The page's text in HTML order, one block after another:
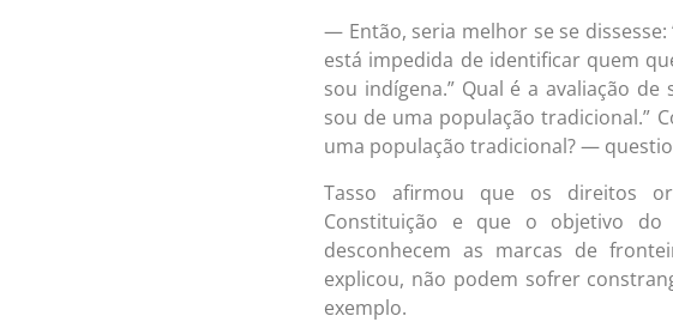
— Então, seria melhor se se
está impedida de identificar quem
sou indígena.” Qual é a avaliação
sou de uma população tradicional.”
uma população tradicional? —
Tasso afirmou que os direitos
Constituição e que o objetivo
desconhecem as marcas de
explicou, não podem sofrer
exemplo.